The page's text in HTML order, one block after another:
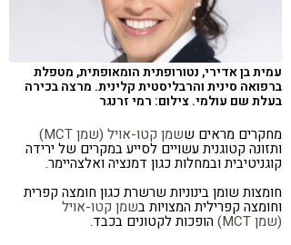
עמית בן אדירי, נטורופתית הומאופתית, מטפלת
ברפואה סינית והרבליסטית קלינית. מרצה בכירה
בעלת שם עולמי. צילום: רמי זרנגר
מחקרים מראים ששמן קטו-אויל (שמןMCT
)
ותזונה קטוגנית עשויים לסייע במקרים של ירידה
קוגניטיבית ובמחלות כגון דמנציה ואלצהיימר.
חומצות שומן בינוניות שרשרת כגון חומצה קפרית
וחומצה קפרילית המצויות בשמן קטו-אויל
(שמןMCT
) הופכות לקטונים בכבד.